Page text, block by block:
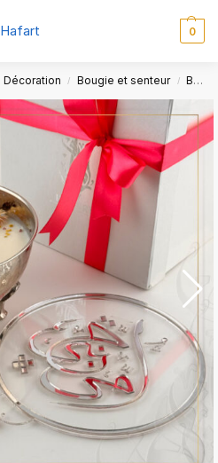
Hafart 0
Décoration / Bougie et senteur / Bougie parfume